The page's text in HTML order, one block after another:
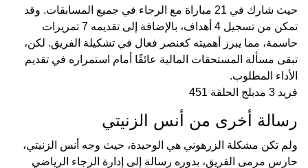
حيث شارك في 21 مباراة مع الرجاء في جميع المسابقات. وقد
تمكن من تسجيل 4 أهداف، بالإضافة إلى تقديمه 7 تمريرات
حاسمة، مما يبرز أهميته كعنصر فعال في تشكيلة الفريق. لكن،
تبقى مسألة المستحقات المالية عائقًا أمام استمراره في تقديم
الأداء المطلوب.
فريد 3 مدبلج الحلقة 451
رسالة أخرى من أنس الزنيتي
ولم تكن مشكلة الزرهوني هي الوحيدة، حيث وجه أنس الزنيتي،
حارس مرمى الفريق، بدوره رسالة إلى إدارة الرجاء الرياضي